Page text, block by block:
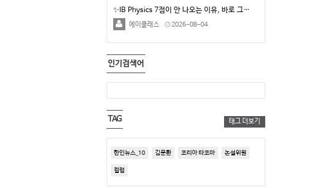
✨IB Physics 7점이 안 나오는 이유, 바로 그…
에이클래스 2026-08-04
인기검색어
TAG 태그 더보기
한인뉴스_10 김문환 코리아 타코마 논설위원
컬럼